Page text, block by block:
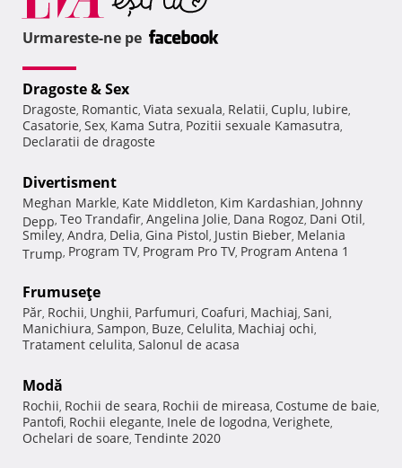
Urmareste-ne pe
Dragoste & Sex
Dragoste, Romantic, Viata sexuala, Relatii, Cuplu, Iubire,
Casatorie, Sex, Kama Sutra, Pozitii sexuale Kamasutra,
Declaratii de dragoste
Divertisment
Meghan Markle, Kate Middleton, Kim Kardashian, Johnny
Depp, Teo Trandafir, Angelina Jolie, Dana Rogoz, Dani Otil,
Smiley, Andra, Delia, Gina Pistol, Justin Bieber, Melania
Trump, Program TV, Program Pro TV, Program Antena 1
Frumuseţe
Păr, Rochii, Unghii, Parfumuri, Coafuri, Machiaj, Sani,
Manichiura, Sampon, Buze, Celulita, Machiaj ochi,
Tratament celulita, Salonul de acasa
Modă
Rochii, Rochii de seara, Rochii de mireasa, Costume de baie,
Pantofi, Rochii elegante, Inele de logodna, Verighete,
Ochelari de soare, Tendinte 2020